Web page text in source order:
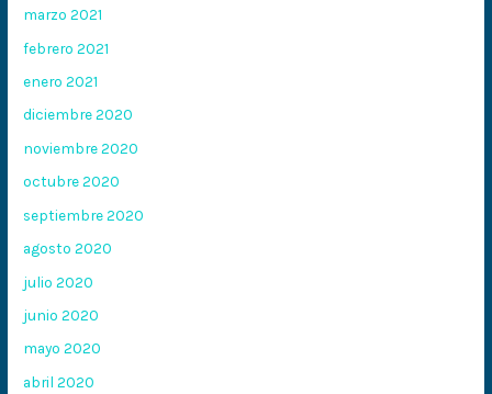
marzo 2021
febrero 2021
enero 2021
diciembre 2020
noviembre 2020
octubre 2020
septiembre 2020
agosto 2020
julio 2020
junio 2020
mayo 2020
abril 2020